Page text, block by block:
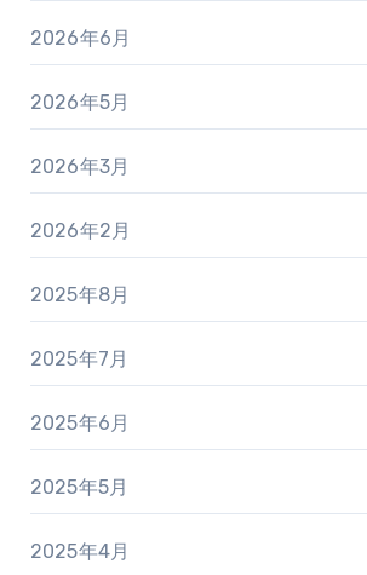
2026年6月
2026年5月
2026年3月
2026年2月
2025年8月
2025年7月
2025年6月
2025年5月
2025年4月